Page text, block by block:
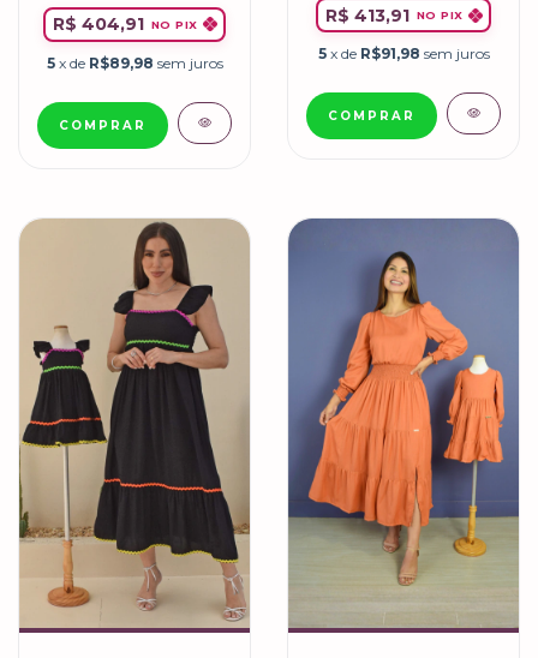
R$ 404,91 NO PIX
5 x de R$89,98 sem juros
COMPRAR
R$ 413,91 NO PIX
5 x de R$91,98 sem juros
COMPRAR